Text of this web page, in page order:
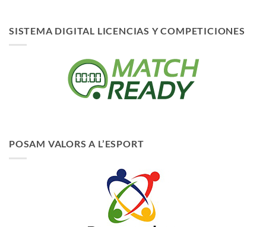
SISTEMA DIGITAL LICENCIAS Y COMPETICIONES
POSAM VALORS A L’ESPORT